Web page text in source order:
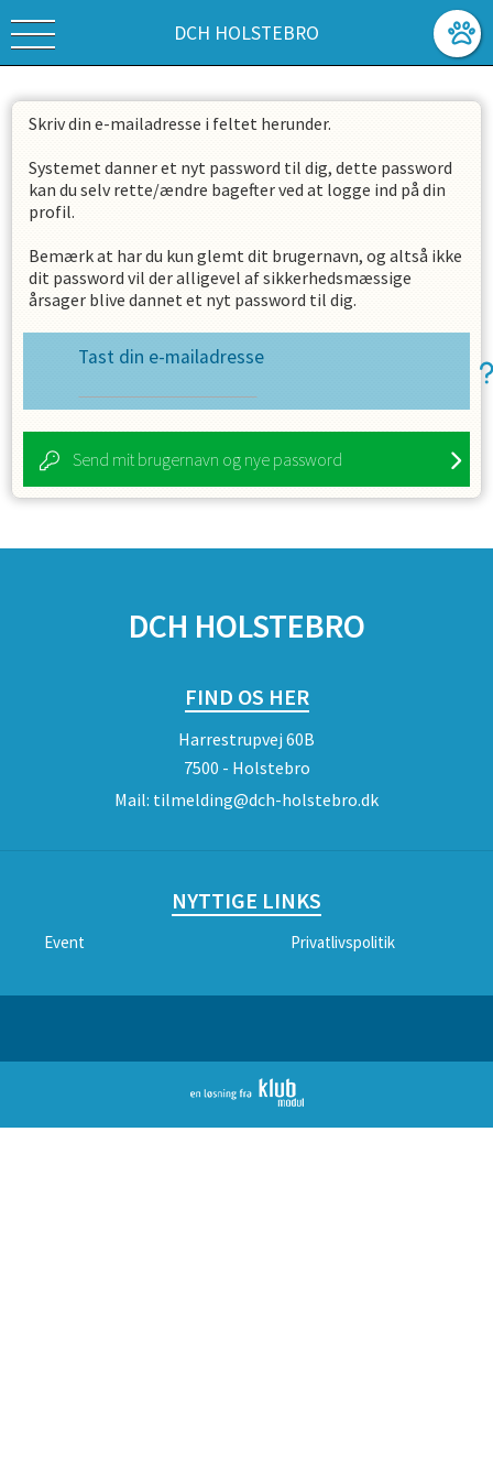
DCH HOLSTEBRO
Skriv din e-mailadresse i feltet herunder.
Systemet danner et nyt password til dig, dette password
kan du selv rette/ændre bagefter ved at logge ind på din
profil.
Bemærk at har du kun glemt dit brugernavn, og altså ikke
dit password vil der alligevel af sikkerhedsmæssige
årsager blive dannet et nyt password til dig.
Tast din e-mailadresse
Send mit brugernavn og nye password
DCH HOLSTEBRO
FIND OS HER
Harrestrupvej 60B
7500 - Holstebro
Mail: tilmelding@dch-holstebro.dk
NYTTIGE LINKS
Event Privatlivspolitik